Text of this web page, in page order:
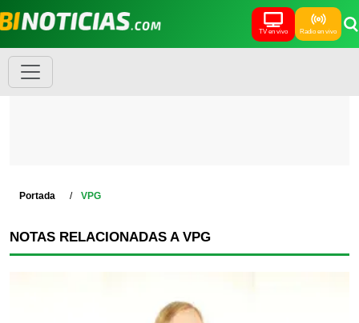
TV en vivo Radio en vivo
Portada VPG
NOTAS RELACIONADAS A VPG